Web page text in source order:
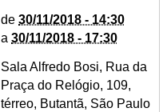
de30/11/2018 - 14:30
a30/11/2018 - 17:30
Sala Alfredo Bosi, Rua da
Praça do Relógio, 109,
térreo, Butantã, São Paulo